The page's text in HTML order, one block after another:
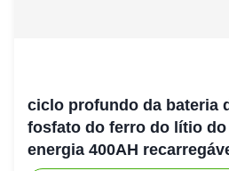
ciclo profundo da bateria
fosfato do ferro do lítio do
energia 400AH